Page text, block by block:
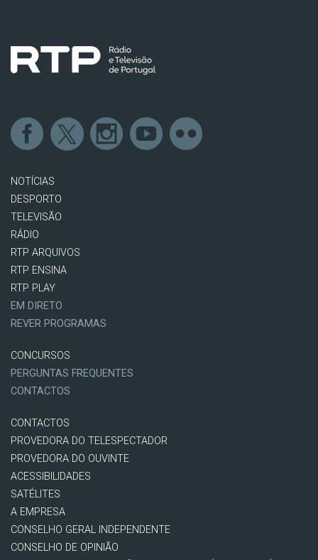
NOTÍCIAS
DESPORTO
TELEVISÃO
RÁDIO
RTP ARQUIVOS
RTP ENSINA
RTP PLAY
EM DIRETO
REVER PROGRAMAS
CONCURSOS
PERGUNTAS FREQUENTES
CONTACTOS
CONTACTOS
PROVEDORA DO TELESPECTADOR
PROVEDORA DO OUVINTE
ACESSIBILIDADES
SATÉLITES
A EMPRESA
CONSELHO GERAL INDEPENDENTE
CONSELHO DE OPINIÃO